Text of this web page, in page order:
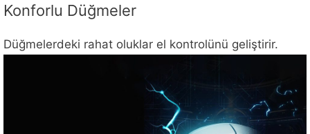
Konforlu Düğmeler
Düğmelerdeki rahat oluklar el kontrolünü geliştirir.